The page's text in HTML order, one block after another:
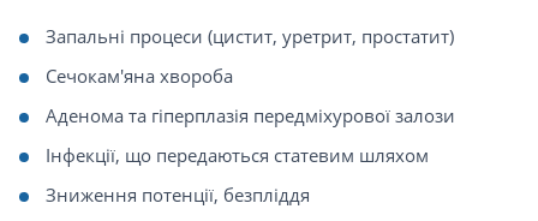
Запальні процеси (цистит, уретрит, простатит)
Сечокам'яна хвороба
Аденома та гіперплазія передміхурової залози
Інфекції, що передаються статевим шляхом
Зниження потенції, безпліддя